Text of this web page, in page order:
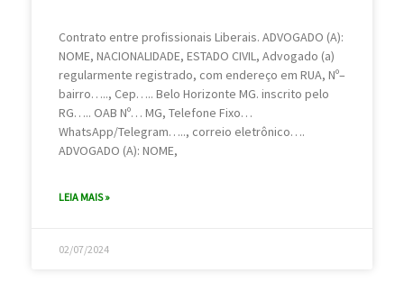
Contrato entre profissionais Liberais. ADVOGADO (A):
NOME, NACIONALIDADE, ESTADO CIVIL, Advogado (a)
regularmente registrado, com endereço em RUA, Nº–
bairro….., Cep….. Belo Horizonte MG. inscrito pelo
RG….. OAB Nº… MG, Telefone Fixo…
WhatsApp/Telegram….., correio eletrônico….
ADVOGADO (A): NOME,
LEIA MAIS »
02/07/2024
n
a
n
a
n
a
n
a
n
a
n
a
n
a
n
a